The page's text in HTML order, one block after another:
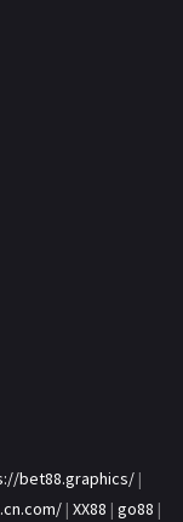
bet88.graphics/ |
| XX88 | go88 |